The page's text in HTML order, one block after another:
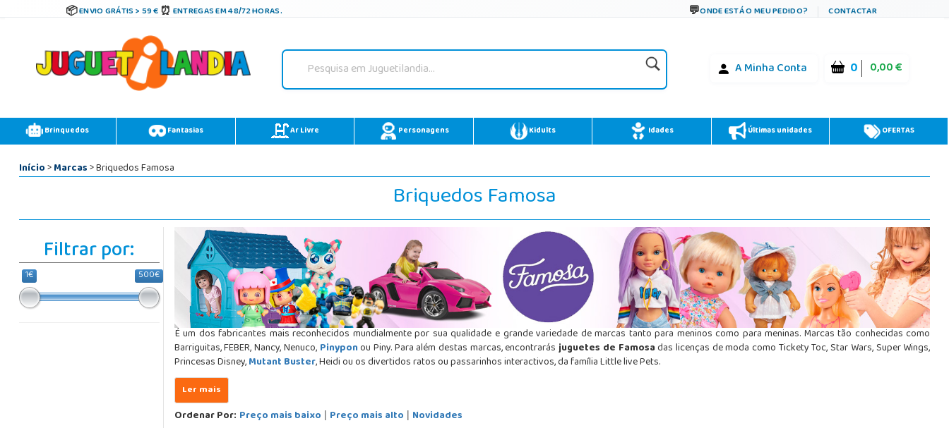
ENVIO GRÁTIS > 59 € ENTREGAS EM 48/72 HORAS. ONDE ESTÁ O MEU PEDIDO? CONTACTAR
A Minha Conta 0 0,00 €
Brinquedos Fantasias Ar Livre Personagens Kidults Idades Últimas unidades OFERTAS
Início>Marcas> Briquedos Famosa
Briquedos Famosa
Filtrar por:
1€ 500€
É um dos fabricantes mais reconhecidos mundialmente por sua qualidade e grande variedade de marcas tanto para meninos como para meninas. Marcas tão conhecidas como
Barriguitas, FEBER, Nancy, Nenuco,Pinyponou Piny. Para além destas marcas, encontrarásjuguetes de Famosadas licenças de moda como Tickety Toc, Star Wars, Super Wings,
Princesas Disney,Mutant Buster, Heidi ou os divertidos ratos ou passarinhos interactivos, da família Little live Pets.
Ordenar Por: Preço mais baixo | Preço mais alto | Novidades